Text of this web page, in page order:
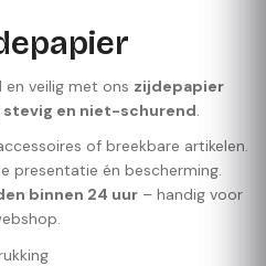
veilig met ons zijdepapier
stevig en niet-schurend.
of breekbare artikelen.
presentatie én bescherming.
binnen 24 uur – handig voor